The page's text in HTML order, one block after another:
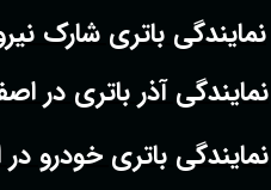
نمایندگی آذر باتری در
نمایندگی باتری شارک
نمایندگی باتری خودرو